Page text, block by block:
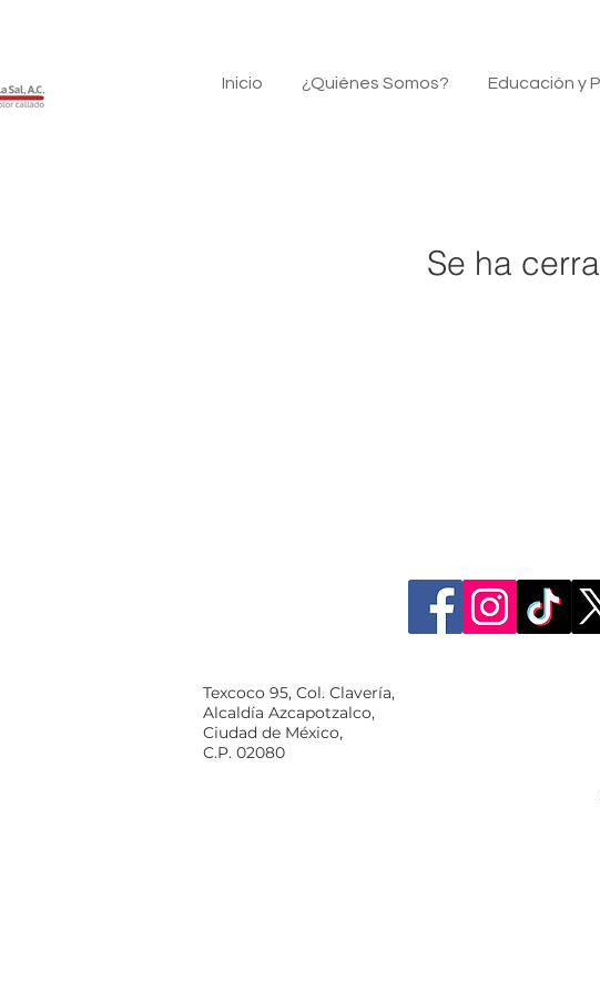
Inicio ¿Quiénes Somos? Educación y
Se ha
Texcoco 95, Col. Clavería,
Alcaldía Azcapotzalco,
Ciudad de México,
C.P. 02080